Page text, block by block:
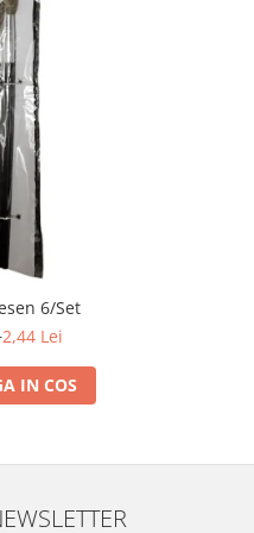
6/Set
2,44 Lei
IN COS